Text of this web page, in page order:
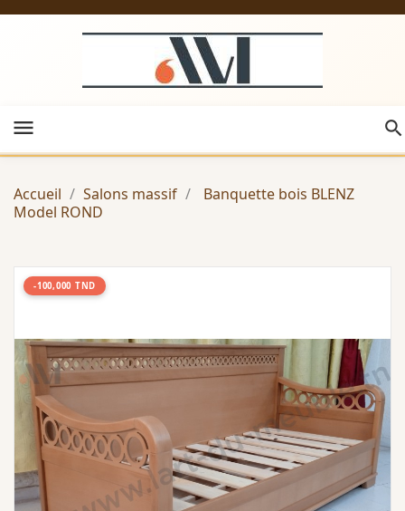
menu
Accueil Salons massif
Banquette bois BLENZ
Model ROND
-100,000 TND